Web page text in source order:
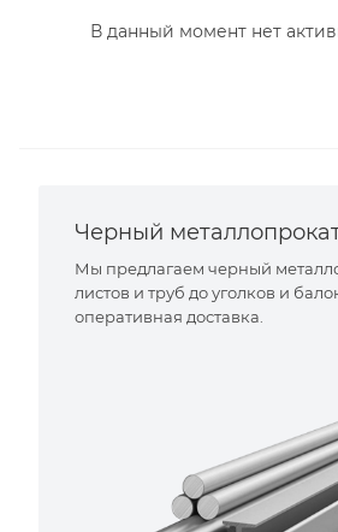
В данный момент нет
Черный
Мы предлагаем черный
листов и труб до уголков и
оперативная доставка.